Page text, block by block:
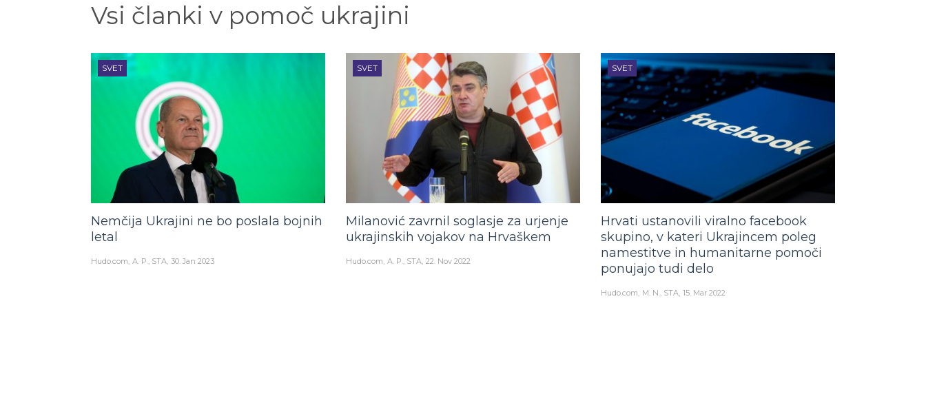
Vsi članki v pomoč ukrajini
SVET
Nemčija Ukrajini ne bo poslala bojnih
letal
Hudo.com A. P., STA 30. Jan 2023
SVET
Milanović zavrnil soglasje za urjenje
ukrajinskih vojakov na Hrvaškem
Hudo.com A. P., STA 22. Nov 2022
SVET
Hrvati ustanovili viralno facebook
skupino, v kateri Ukrajincem poleg
namestitve in humanitarne pomoči
ponujajo tudi delo
Hudo.com M. N., STA 15. Mar 2022